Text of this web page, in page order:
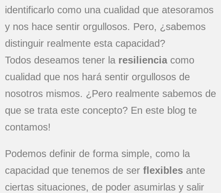
identificarlo como una cualidad que atesoramos
y nos hace sentir orgullosos. Pero, ¿sabemos
distinguir realmente esta capacidad?
Todos deseamos tener la resilienciacomo
cualidad que nos hará sentir orgullosos de
nosotros mismos. ¿Pero realmente sabemos de
que se trata este concepto? En este blog te
contamos!
Podemos definir de forma simple, como la
capacidad que tenemos de ser flexibles ante
ciertas situaciones, de poder asumirlas y salir